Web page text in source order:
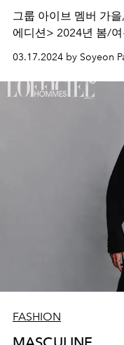
그룹 아이브 멤버 가
에디션> 2024년 봄/
03.17.2024 by Soyeon
FASHION